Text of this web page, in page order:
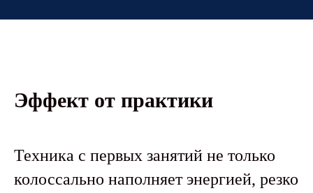
Эффект от практики
Техника с первых занятий не только
колоссально наполняет энергией, резко